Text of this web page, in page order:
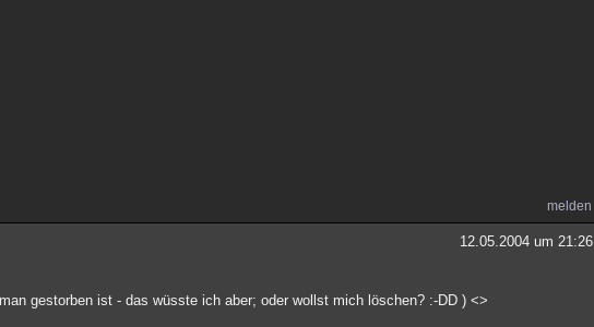
melden
12.05.2004 um 21:26
gestorben ist - das wüsste ich aber; oder wollst mich löschen? :-DD ) <>